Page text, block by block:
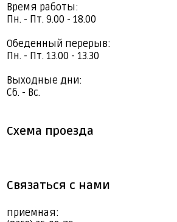
Время работы:
Пн. - Пт. 9.00 - 18.00
Обеденный перерыв:
Пн. - Пт. 13.00 - 13.30
Выходные дни:
Сб. - Вс.
Схема проезда
Связаться с нами
приемная: